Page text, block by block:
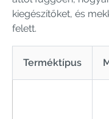
kiegészítőket, és
felett.
Terméktípus